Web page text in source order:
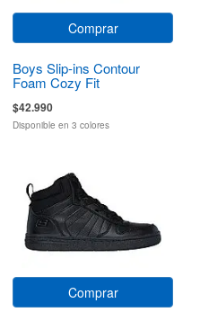
Comprar
Boys Slip-ins Contour
Foam Cozy Fit
$42.990
Disponible en 3 colores
Comprar